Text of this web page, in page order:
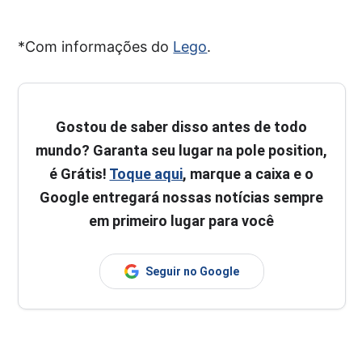
*Com informações do Lego.
Gostou de saber disso antes de todo
mundo? Garanta seu lugar na pole position,
é Grátis! Toque aqui, marque a caixa e o
Google entregará nossas notícias sempre
em primeiro lugar para você
Seguir no Google